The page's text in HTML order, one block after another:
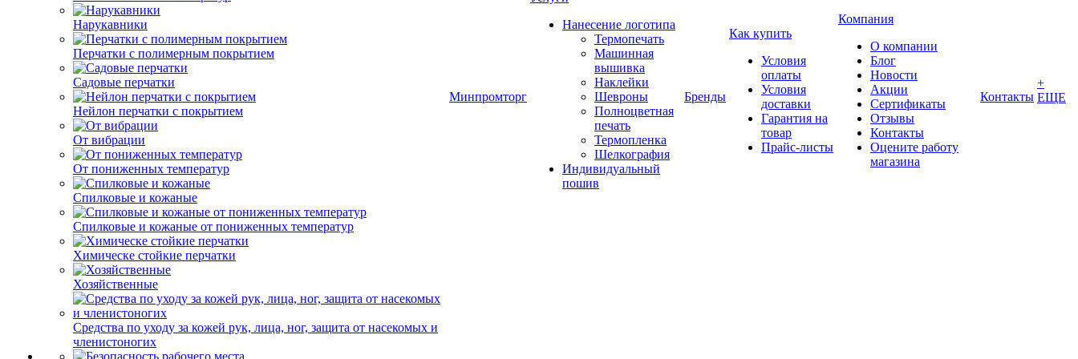
Нарукавники
Перчатки с полимерным покрытием
Садовые перчатки
Нейлон перчатки с покрытием
От вибрации
От пониженных температур
Спилковые и кожаные
Спилковые и кожаные от пониженных температур
Химическе стойкие перчатки
Хозяйственные
Средства по уходу за кожей рук, лица, ног, защита от насекомых и
членистоногих
Минпромторг
Нанесение логотипа
Термопечать
Машинная
вышивка
Наклейки
Шевроны
Полноцветная
печать
Термопленка
Шелкография
Индивидуальный
пошив
Бренды
Как купить
Условия
оплаты
Условия
доставки
Гарантия на
товар
Прайс-листы
Компания
О компании
Блог
Новости
Акции
Сертификаты
Отзывы
Контакты
Оцените работу
магазина
Контакты
+
ЕЩЕ